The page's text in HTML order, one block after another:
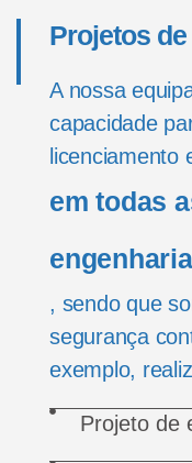
Projetos
A nossa
capacidade
licenciamento
em todas
engenharia
, sendo que
segurança
exemplo,
Projeto de